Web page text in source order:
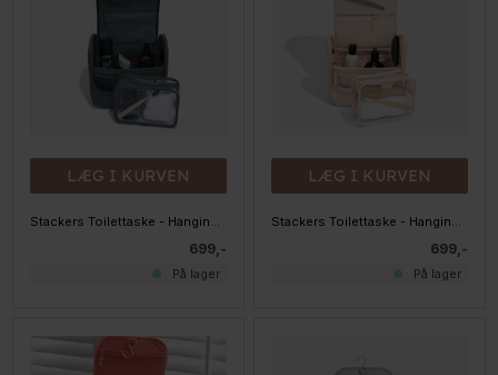
LÆG I KURVEN
699,-
På lager
LÆG I KURVEN
699,-
På lager